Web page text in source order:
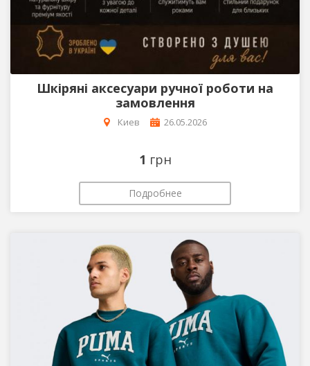
Шкіряні аксесуари ручної роботи на
замовлення
Киев 26.05.2026
1 грн
Подробнее